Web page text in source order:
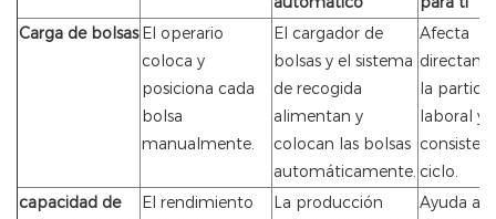
Carga de bolsas El operario
coloca y
posiciona cada
bolsa
manualmente.
El cargador de
bolsas y el sistema
de recogida
alimentan y
colocan las bolsas
automáticamente.
Afecta
la
laboral y
ciclo.
capacidad de
El rendimiento
La producción
Ayuda a